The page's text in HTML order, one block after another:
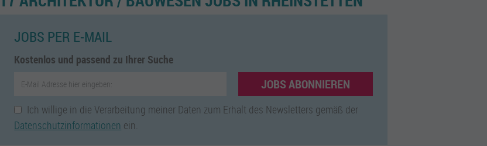
JOBS PER E-MAIL
Kostenlos und passend zu Ihrer Suche
JOBS ABONNIEREN
Ich willige in die Verarbeitung meiner Daten zum Erhalt des Newsletters gemäß der
Datenschutzinformationen ein.